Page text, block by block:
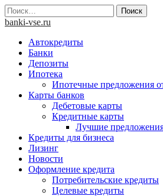
Skip
to
Найти:
banki-vse.ru
Автокредиты
Банки
Депозиты
Ипотека
Ипотечные предложения
Карты банков
Дебетовые карты
Кредитные карты
Лучшие
Кредиты для бизнеса
Лизинг
Новости
Оформление кредита
Потребительские кредиты
Целевые кредиты